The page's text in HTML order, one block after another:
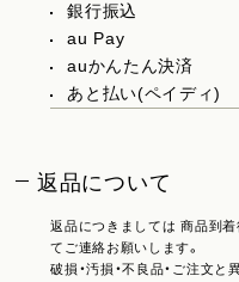
銀行振込
au Pay
auかんたん決済
あと払い(ペイディ)
返品について
返品につきましては 商品到
てご連絡お願いします。
破損・汚損・不良品・ご注文